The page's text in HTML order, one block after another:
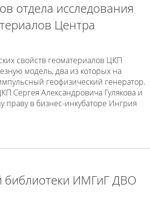
отдела исследования
Центра
свойств геоматериалов ЦКП
модель, два из которых на
геофизический генератор.
Сергея Александровича Гулякова и
праву в бизнес-инкубаторе Ингрия
библиотеки ИМГиГ ДВО